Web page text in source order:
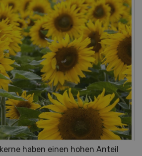
haben einen hohen Anteil